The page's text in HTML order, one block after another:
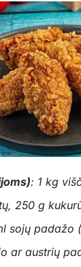
: 1 kg
250 g
sojų padažo
ar austrių